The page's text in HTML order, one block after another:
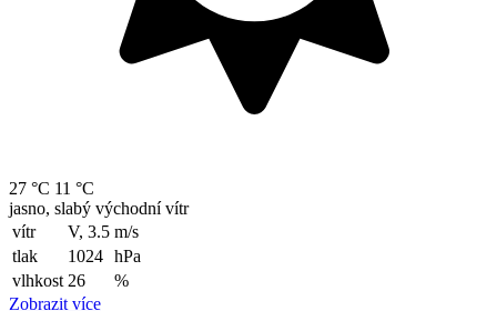
27 °C 11 °C
jasno, slabý východní vítr
vítr
V, 3.5 m/s
tlak
1024 hPa
vlhkost 26
%
Zobrazit více